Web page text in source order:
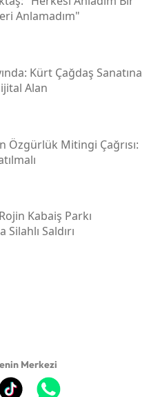
Anlamadım"
Kürt Çağdaş Sanatına
Alan
Özgürlük Mitingi Çağrısı:
Kabaiş Parkı
Silahlı Saldırı
Merkezi